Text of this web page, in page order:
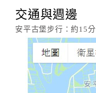
交通與週邊
安平古堡步行：約15分